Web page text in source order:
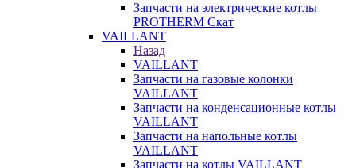
Запчасти на электрические котлы
PROTHERM Скат
VAILLANT
Назад
VAILLANT
Запчасти на газовые колонки
VAILLANT
Запчасти на конденсационные котлы
VAILLANT
Запчасти на напольные котлы
VAILLANT
Запчасти на котлы VAILLANT